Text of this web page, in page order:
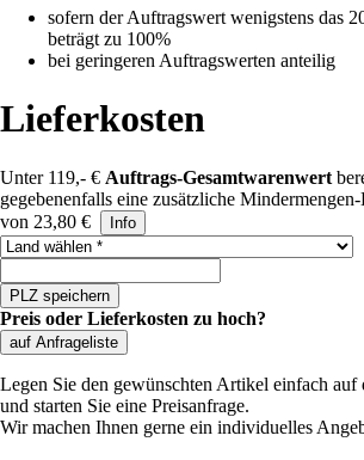
sofern der Auftragswert wenigstens das
beträgt zu 100%
bei geringeren Auftragswerten anteilig
Lieferkosten
Unter 119,- € Auftrags-Gesamtwarenwert
gegebenenfalls eine zusätzliche
von 23,80 €
Info
Land auswählen
PLZ speichern
Preis oder Lieferkosten zu hoch?
auf Anfrageliste
Legen Sie den gewünschten Artikel einfach
und starten Sie eine Preisanfrage.
Wir machen Ihnen gerne ein individuelles